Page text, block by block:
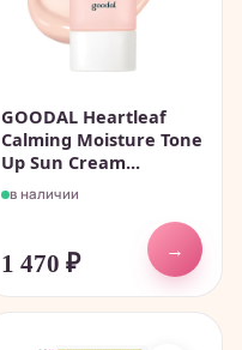
GOODAL Heartleaf
Calming Moisture Tone
Up Sun Cream...
в наличии
1 470 ₽
→